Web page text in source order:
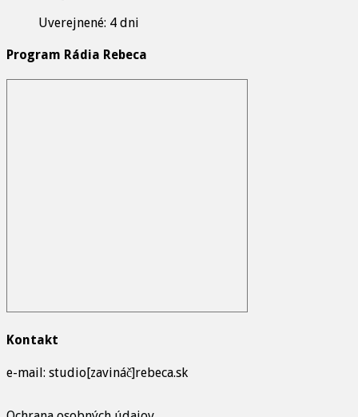
Uverejnené: 4 dni
Program Rádia Rebeca
Kontakt
e-mail: studio[zavináč]rebeca.sk